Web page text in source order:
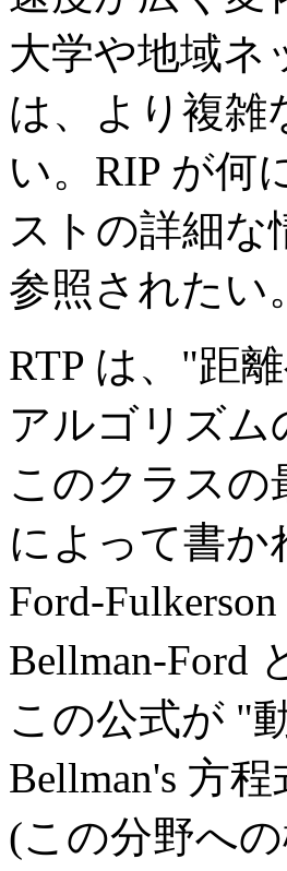
大学や地域ネ
は、より複雑
い。RIP が何
ストの詳細な
参照されたい。
RTP は、"距
アルゴリズ
このクラスの
によって書か
Ford-
Bellman-Ford
この公式が "
Bellman's 方
(この分野へ